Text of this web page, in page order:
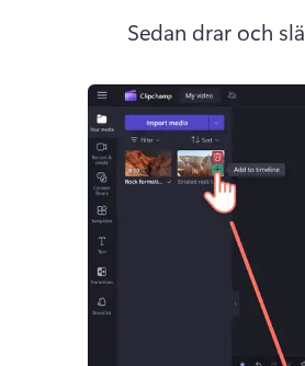
Sedan drar och